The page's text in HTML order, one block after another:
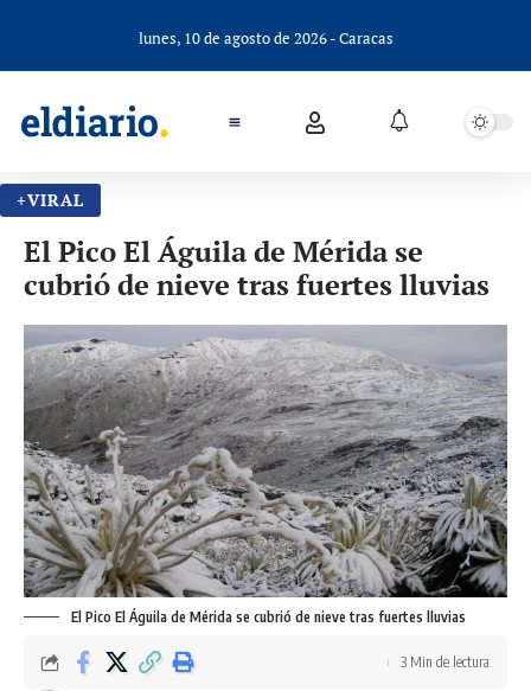
lunes, 10 de agosto de 2026 - Caracas
+VIRAL
El Pico El Águila de Mérida se
cubrió de nieve tras fuertes lluvias
El Pico El Águila de Mérida se cubrió de nieve tras fuertes lluvias
3 Min de lectura